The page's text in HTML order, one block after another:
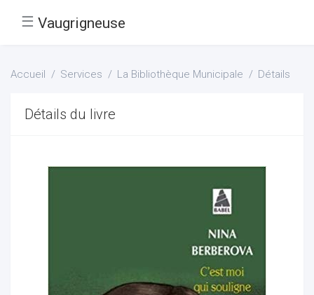
☰ Vaugrigneuse
Accueil Services La Bibliothèque Municipale Détails
Détails du livre